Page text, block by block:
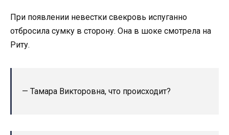
При появлении невестки свекровь испуганно
отбросила сумку в сторону. Она в шоке смотрела на
Риту.
— Тамара Викторовна, что происходит?